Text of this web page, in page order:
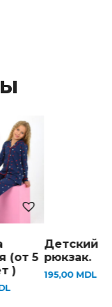
(от 5
)
Детский
рюкзак.
195,00 MDL